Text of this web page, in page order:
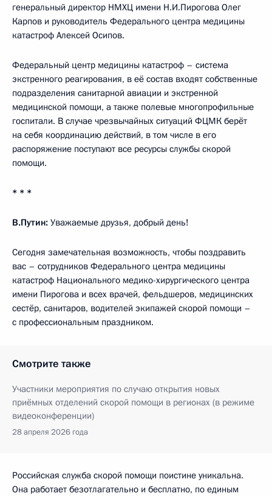
генеральный директор НМХЦ имени Н.И.Пирогова Олег
Карпов и руководитель Федерального центра медицины
катастроф Алексей Осипов.
Федеральный центр медицины катастроф – система
экстренного реагирования, в её состав входят собственные
подразделения санитарной авиации и экстренной
медицинской помощи, а также полевые многопрофильные
госпитали. В случае чрезвычайных ситуаций ФЦМК берёт
на себя координацию действий, в том числе в его
распоряжение поступают все ресурсы службы скорой
помощи.
* * *
В.Путин: Уважаемые друзья, добрый день!
Сегодня замечательная возможность, чтобы поздравить
вас – сотрудников Федерального центра медицины
катастроф Национального медико-хирургического центра
имени Пирогова и всех врачей, фельдшеров, медицинских
сестёр, санитаров, водителей экипажей скорой помощи –
с профессиональным праздником.
Смотрите также
Участники мероприятия по случаю открытия новых
приёмных отделений скорой помощи в регионах (в режиме
видеоконференции)
28 апреля 2026 года
Российская служба скорой помощи поистине уникальна.
Она работает безотлагательно и бесплатно, по единым